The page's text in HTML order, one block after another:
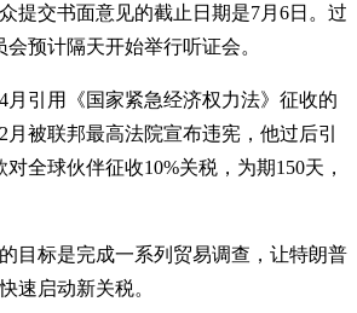
提交书面意见的截止日期是7月6日。过
预计隔天开始举行听证会。
月引用《国家紧急经济权力法》征收的
被联邦最高法院宣布违宪，他过后引
全球伙伴征收10%关税，为期150天，
目标是完成一系列贸易调查，让特朗普
速启动新关税。